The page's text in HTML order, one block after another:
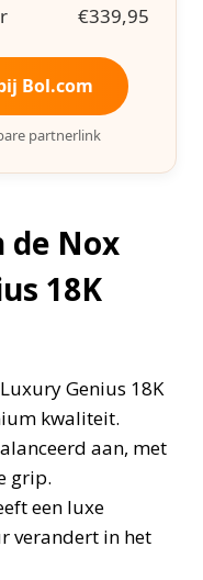
€339,95
Bol.com
partnerlink
de Nox
18K
Genius 18K
kwaliteit.
aan, met
grip.
een luxe
verandert in het